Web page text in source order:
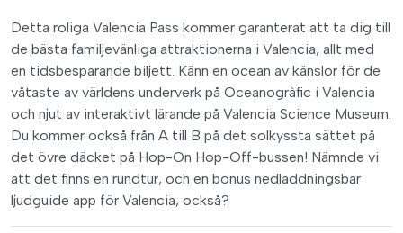
Detta roliga Valencia Pass kommer garanterat att ta dig till
de bästa familjevänliga attraktionerna i Valencia, allt med
en tidsbesparande biljett. Känn en ocean av känslor för de
våtaste av världens underverk på Oceanogràfic i Valencia
och njut av interaktivt lärande på Valencia Science Museum.
Du kommer också från A till B på det solkyssta sättet på
det övre däcket på Hop-On Hop-Off-bussen! Nämnde vi
att det finns en rundtur, och en bonus nedladdningsbar
ljudguide app för Valencia, också?